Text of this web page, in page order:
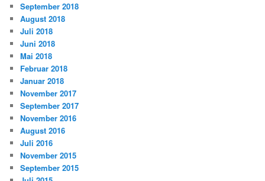
September 2018
August 2018
Juli 2018
Juni 2018
Mai 2018
Februar 2018
Januar 2018
November 2017
September 2017
November 2016
August 2016
Juli 2016
November 2015
September 2015